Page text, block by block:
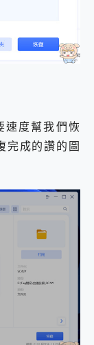
速度幫我們恢
完成的讚的圖